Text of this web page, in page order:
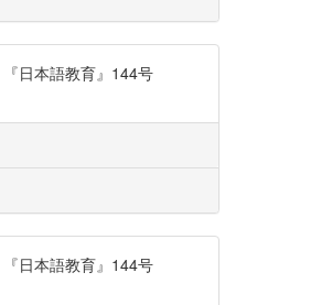
日本語教育』144号
日本語教育』144号